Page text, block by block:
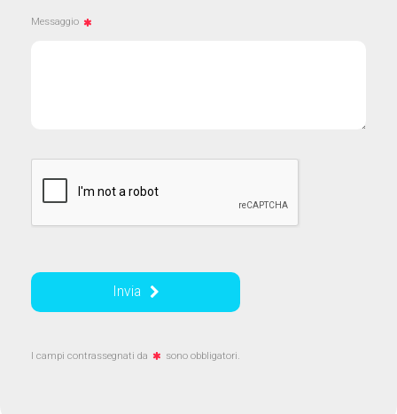
Messaggio
Invia
I campi contrassegnati da sono obbligatori.